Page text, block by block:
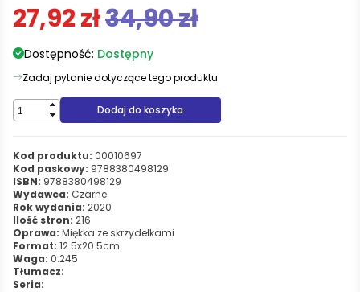
27,92 zł34,90 zł
Dostępność: Dostępny
Zadaj pytanie dotyczące tego produktu
Dodaj do koszyka
Kod produktu: 00010697
Kod paskowy: 9788380498129
ISBN: 9788380498129
Wydawca: Czarne
Rok wydania: 2020
Ilość stron: 216
Oprawa: Miękka ze skrzydełkami
Format: 12.5x20.5cm
Waga: 0.245
Tłumacz:
Seria: